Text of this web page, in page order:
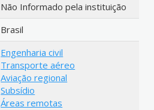
Não Informado pela instituição
Brasil
Engenharia civil
Transporte aéreo
Aviação regional
Subsídio
Áreas remotas